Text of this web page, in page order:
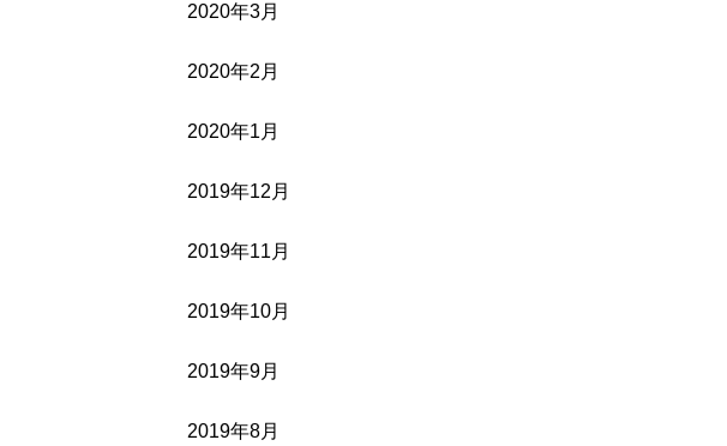
2020年3月
2020年2月
2020年1月
2019年12月
2019年11月
2019年10月
2019年9月
2019年8月